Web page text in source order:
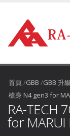
首頁/GBB /GBB 升
槍身 N4 gen3 for
RA-TECH
for MARUI